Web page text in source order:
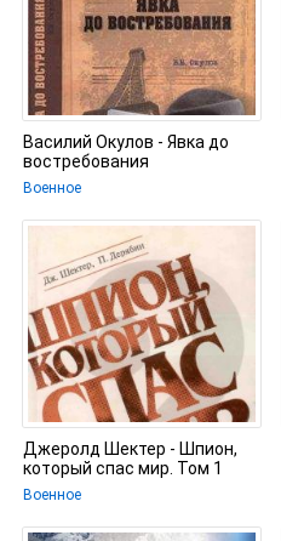
Василий Окулов - Явка до
востребования
Военное
Джеролд Шектер - Шпион,
который спас мир. Том 1
Военное